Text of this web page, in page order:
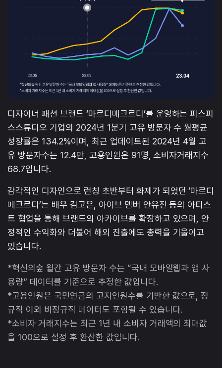
디자이너 패션 브랜드 ‘마르디메크르디’를 운영하는 피스피
스스튜디오 기업의 2024년 1분기 고유 방문자 수 월평균
성장률은 134.2%이며, 최근 업데이트된 2024년 4월 고
유 방문자수는 12.4만, 고용인원은 91명, 소비자거래지수
68.7입니다.
감각적인 디자인으로 런칭 초반부터 화제가 되었던 ‘마르디
메크르디’는 배우 김고은, 아이브 멤버 안유진 등의 아티스
트 협업을 통해 브랜드의 아카이브를 확장하고 있으며, 안
정적인 수익화와 더불어 해외 진출에도 총력을 기울이고
있습니다.
*혁신의숲 월간 고유 방문자 수는 “국내 모바일웹과 앱 사
용량” 데이터를 기준으로 추정한 값입니다.
*고용인원은 국민연금의 고지인원수를 기반한 값으로, 정
규직 이외 비정규직 데이터도 포함될 수 있습니다.
*소비자 거래지수는 최근 1년 내 소비자 거래액의 최대값
을 100으로 설정 후 환산한 값입니다.